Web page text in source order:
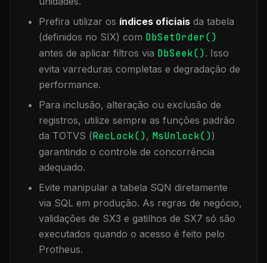
Prefira utilizar os índices oficiais da tabela
(definidos no SIX) com DbSetOrder()
antes de aplicar filtros via DbSeek(). Isso
evita varreduras completas e degradação de
performance.
Para inclusão, alteração ou exclusão de
registros, utilize sempre as funções padrão
da TOTVS (RecLock(), MsUnlock())
garantindo o controle de concorrência
adequado.
Evite manipular a tabela SQN diretamente
via SQL em produção. As regras de negócio,
validações de SX3 e gatilhos de SX7 só são
executados quando o acesso é feito pelo
Protheus.